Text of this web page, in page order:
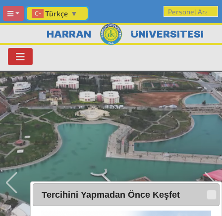
Türkçe ▼
HARRAN ÜNİVERSİTESİ
Tercihini Yapmadan Önce Keşfet